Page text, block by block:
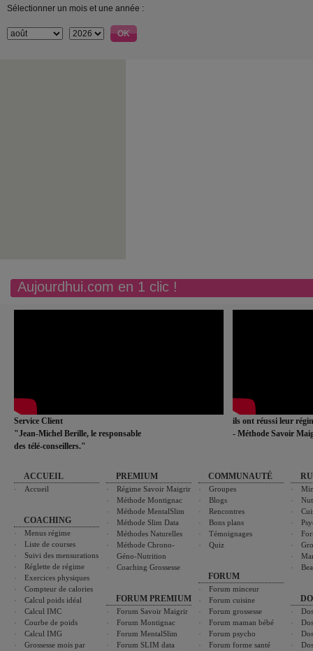
Sélectionner un mois et une année :
Aujourdhui.com en 1 clic !
Service Client
"Jean-Michel Berille, le responsable
des télé-conseillers."
ils ont réussi leur
- Méthode Savoir
ACCUEIL
Accueil
COACHING
Menus régime
Liste de courses
Suivi des mensurations
Réglette de régime
Exercices physiques
Compteur de calories
Calcul poids idéal
Calcul IMC
Courbe de poids
Calcul IMG
Grossesse mois par
PREMIUM
Régime Savoir Maigrir
Méthode Montignac
Méthode MentalSlim
Méthode Slim Data
Méthodes Naturelles
Méthode Chrono-
Géno-Nutrition
Coaching Grossesse
FORUM PREMIUM
Forum Savoir Maigrir
Forum Montignac
Forum MentalSlim
Forum SLIM data
COMMUNAUTÉ
Groupes
Blogs
Rencontres
Bons plans
Témoignages
Quiz
FORUM
Forum minceur
Forum cuisine
Forum grossesse
Forum maman bébé
Forum psycho
Forum forme santé